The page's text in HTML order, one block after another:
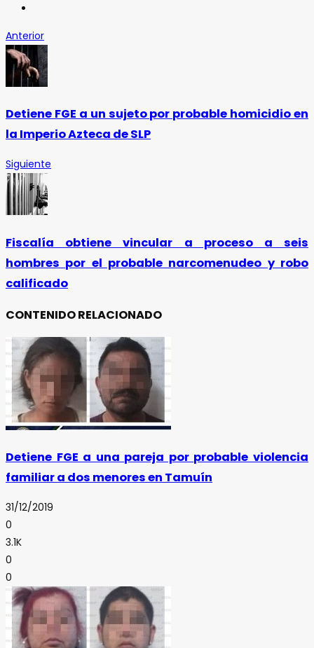
Anterior
Detiene FGE a un sujeto por probable homicidio en
la Imperio Azteca de SLP
Siguiente
Fiscalía obtiene vincular a proceso a seis
hombres por el probable narcomenudeo y robo
calificado
CONTENIDO RELACIONADO
Detiene FGE a una pareja por probable violencia
familiar a dos menores en Tamuín
31/12/2019
0
3.1K
0
0